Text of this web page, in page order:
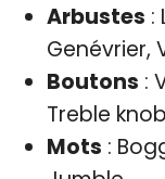
Arbustes :
Genévrier,
Boutons :
Treble
Mots :